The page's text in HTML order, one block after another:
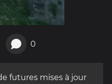
0
futures mises à jour